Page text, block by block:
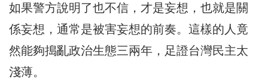
如果警方說明了也不信，才是妄想，也就是關
係妄想，通常是被害妄想的前奏。這樣的人竟
然能夠搗亂政治生態三兩年，足證台灣民主太
淺薄。